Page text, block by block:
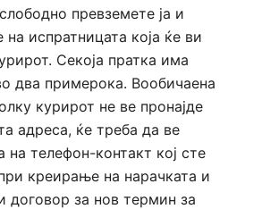
превземете ја и
испратницата која ќе ви
Секоја пратка има
два примерока. Вообичаена
курирот не ве пронајде
адреса, ќе треба да ве
на телефон-контакт кој сте
креирање на нарачката и
договор за нов термин за